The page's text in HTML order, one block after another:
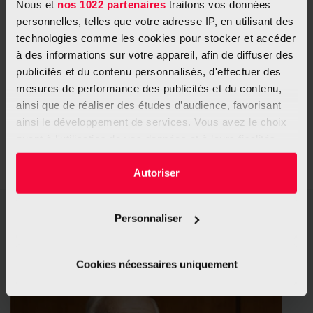
Nous et nos 1022 partenaires traitons vos données
personnelles, telles que votre adresse IP, en utilisant des
technologies comme les cookies pour stocker et accéder
à des informations sur votre appareil, afin de diffuser des
publicités et du contenu personnalisés, d'effectuer des
mesures de performance des publicités et du contenu,
ainsi que de réaliser des études d’audience, favorisant
ainsi le développement de services. Vous avez le choix
Vous pouvez modifier ou retirer votre consentement à
tout moment en consultant la Déclaration relative aux
cookies ou en cliquant sur l'icône de confidentialité.
Si vous le permettez, nous aimerions également :
géographique qui peuvent être précises à plusieurs
pour en relever les caractéristiques spécifiques
Autoriser
Personnaliser
Cookies nécessaires uniquement
„Das Cyberknife war für mich perfekt”